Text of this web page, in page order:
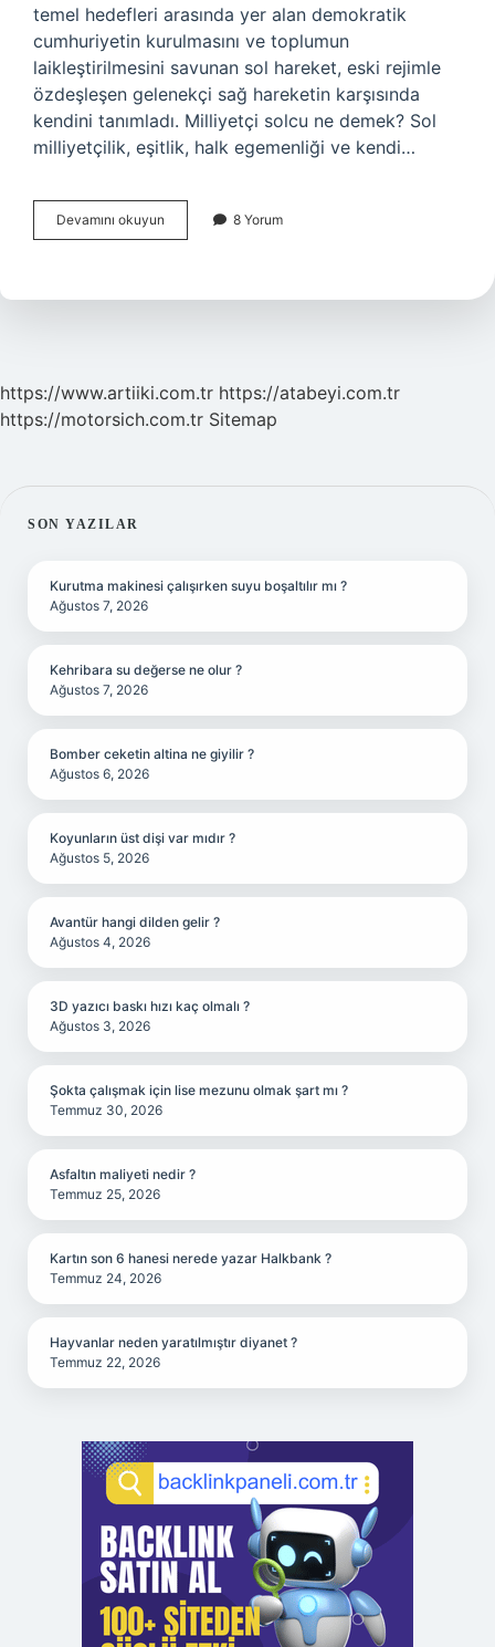
temel hedefleri arasında yer alan demokratik
cumhuriyetin kurulmasını ve toplumun
laikleştirilmesini savunan sol hareket, eski rejimle
özdeşleşen gelenekçi sağ hareketin karşısında
kendini tanımladı. Milliyetçi solcu ne demek? Sol
milliyetçilik, eşitlik, halk egemenliği ve kendi…
Devamını okuyun Devrimci
Solcu
8 Yorum
https://www.artiiki.com.tr https://atabeyi.com.tr
https://motorsich.com.tr Sitemap
SIDEBAR
SON YAZILAR
Kurutma makinesi çalışırken suyu boşaltılır mı ?
Ağustos 7, 2026
Kehribara su değerse ne olur ?
Ağustos 7, 2026
Bomber ceketin altina ne giyilir ?
Ağustos 6, 2026
Koyunların üst dişi var mıdır ?
Ağustos 5, 2026
Avantür hangi dilden gelir ?
Ağustos 4, 2026
3D yazıcı baskı hızı kaç olmalı ?
Ağustos 3, 2026
Şokta çalışmak için lise mezunu olmak şart mı ?
Temmuz 30, 2026
Asfaltın maliyeti nedir ?
Temmuz 25, 2026
Kartın son 6 hanesi nerede yazar Halkbank ?
Temmuz 24, 2026
Hayvanlar neden yaratılmıştır diyanet ?
Temmuz 22, 2026